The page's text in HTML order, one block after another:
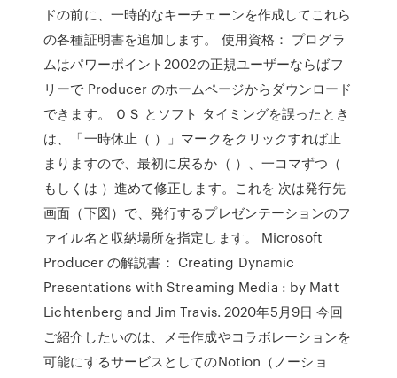
ドの前に、一時的なキーチェーンを作成してこれら
の各種証明書を追加します。 使用資格： プログラ
ムはパワーポイント2002の正規ユーザーならばフ
リーで Producer のホームページからダウンロード
できます。 ＯＳ とソフト タイミングを誤ったとき
は、「一時休止（ ）」マークをクリックすれば止
まりますので、最初に戻るか（ ）、一コマずつ（
もしくは ）進めて修正します。これを 次は発行先
画面（下図）で、発行するプレゼンテーションのフ
ァイル名と収納場所を指定します。 Microsoft
Producer の解説書： Creating Dynamic
Presentations with Streaming Media : by Matt
Lichtenberg and Jim Travis. 2020年5月9日 今回
ご紹介したいのは、メモ作成やコラボレーションを
可能にするサービスとしてのNotion（ノーショ